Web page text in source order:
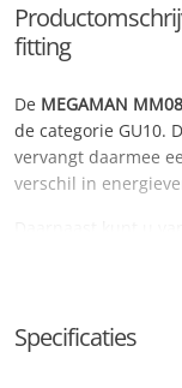
fitting
De MEGAMAN
de categorie GU10.
vervangt daarmee
verschil in
Daarnaast kunt u
De lichtsterkte
Specificaties